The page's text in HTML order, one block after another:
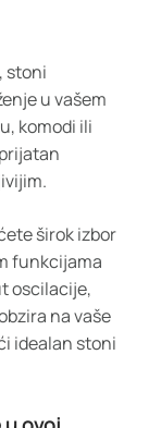
stoni
u vašem
komodi ili
širok izbor
funkcijama
oscilacije,
na vaše
idealan stoni